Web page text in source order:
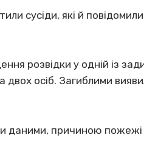
сусіди, які й
розвідки у одній із
двох осіб. Загиблими
даними, причиною